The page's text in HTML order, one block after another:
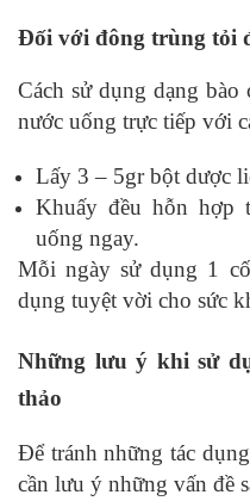
Đối với đông trùng tỏi
Cách sử dụng dạng bào
nước uống trực tiếp với
Lấy 3 – 5gr bột dược
Khuấy đều hỗn hợp
uống ngay.
Mỗi ngày sử dụng 1
dụng tuyệt vời cho sức
Những lưu ý khi sử
thảo
Để tránh những tác
cần lưu ý những vấn đề